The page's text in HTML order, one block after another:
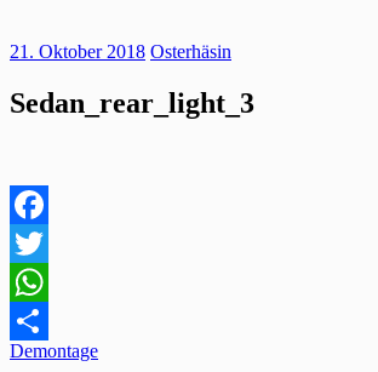
21. Oktober 2018 Osterhäsin
Sedan_rear_light_3
Facebook
Twitter
WhatsApp
Teilen
Beitragsnavigation
Demontage